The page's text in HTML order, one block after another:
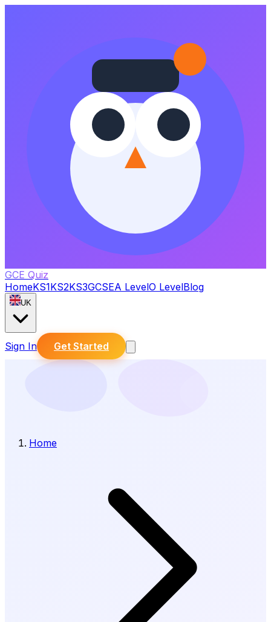
GCE Quiz
HomeKS1KS2KS3GCSEA LevelO LevelBlog
UK
Sign In Get Started
Home